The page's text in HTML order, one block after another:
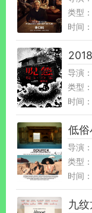
类型
时间
导演
类型
时间
低俗
导演
类型
时间
九